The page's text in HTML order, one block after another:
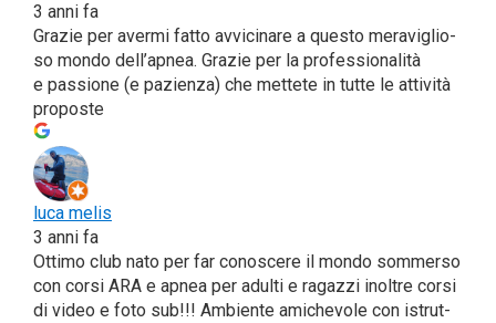
3 anni fa
Gra­zie per aver­mi fat­to avvi­ci­na­re a que­sto mera­vi­glio­
so mon­do del­l’a­pnea. Gra­zie per la pro­fes­sio­na­li­tà
e pas­sio­ne (e pazien­za) che met­te­te in tut­te le atti­vi­tà
proposte
luca melis
3 anni fa
Otti­mo club nato per far cono­sce­re il mon­do som­mer­so
con cor­si ARA e apnea per adul­ti e ragaz­zi inol­tre cor­si
di video e foto sub!!! Ambien­te ami­che­vo­le con istrut­